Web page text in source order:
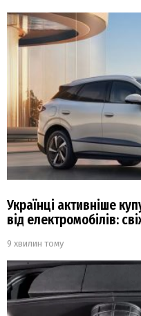
Українці активніше
від електромобілів:
9 хвилин тому